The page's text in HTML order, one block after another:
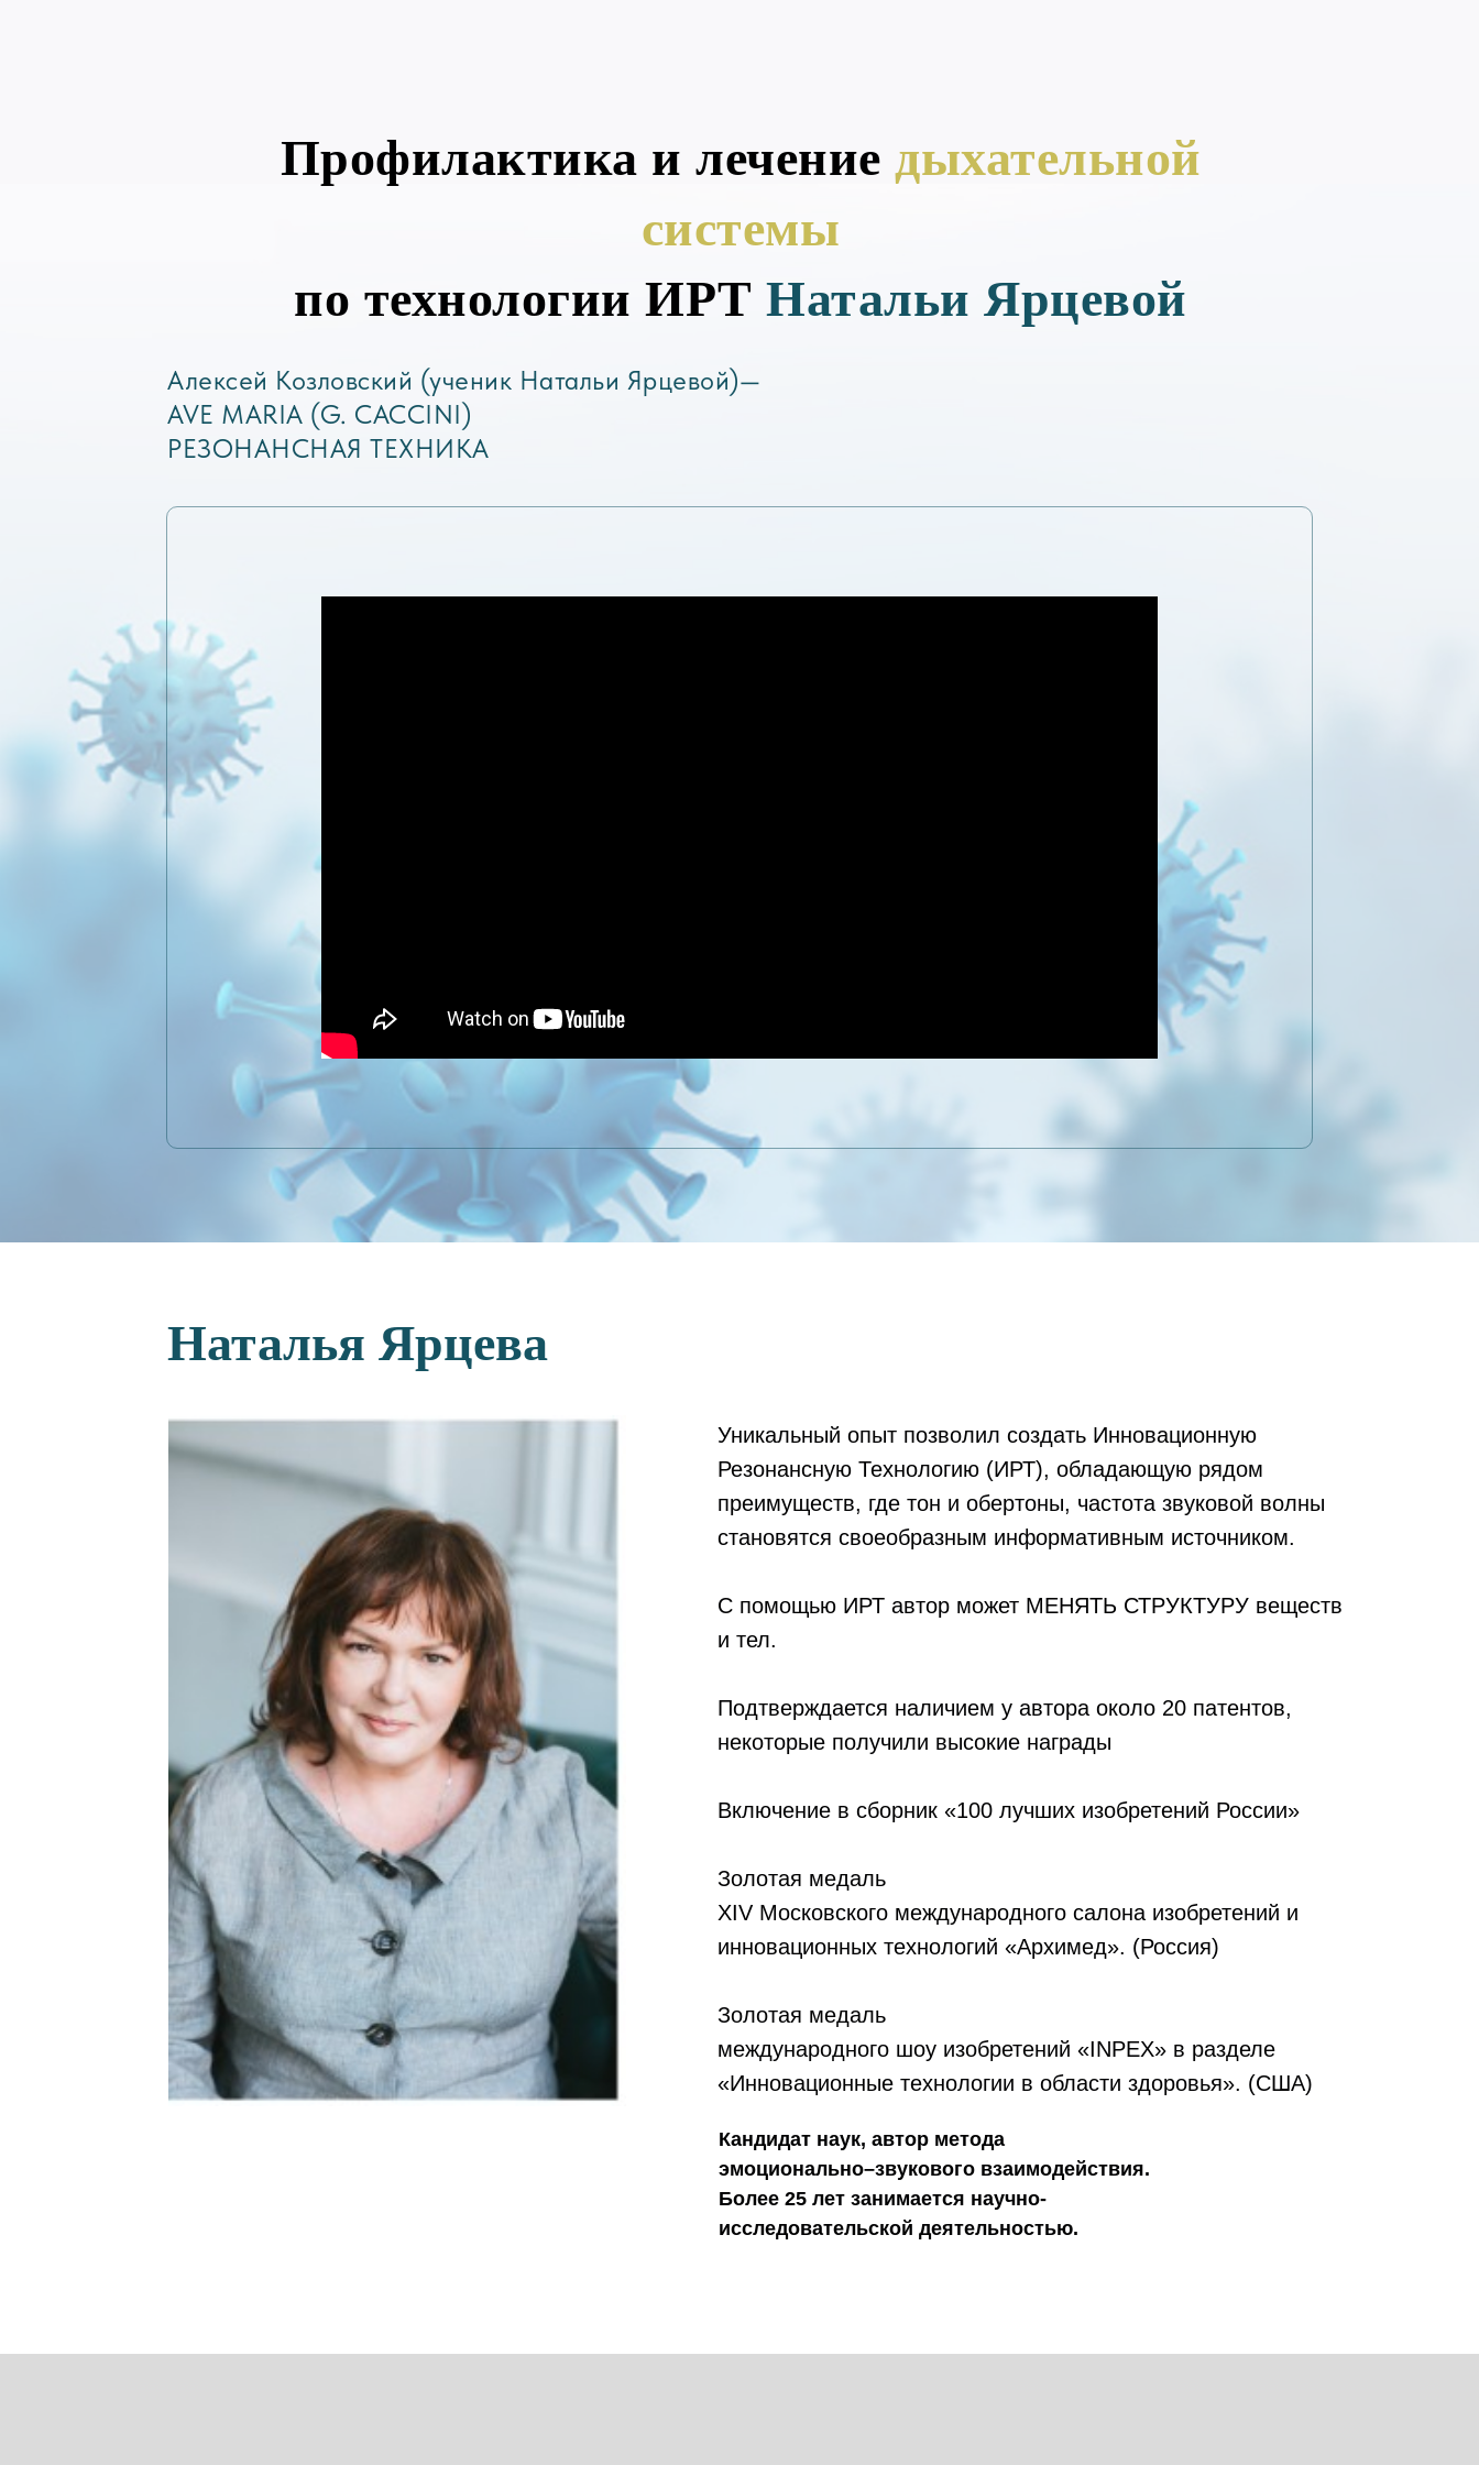
Профилактика и лечениедыхательной
системы
по технологии ИРТНатальи Ярцевой
Алексей Козловский (ученик Натальи Ярцевой)—
AVE MARIA (G. CACCINI)
РЕЗОНАНСНАЯ ТЕХНИКА
Кандидат наук, автор метода
эмоционально–звукового взаимодействия.
Более 25 лет занимается научно-
исследовательской деятельностью.
Уникальный опыт позволил создать Инновационную
Резонансную Технологию (ИРТ), обладающую рядом
преимуществ, где тон и обертоны, частота звуковой волны
становятся своеобразным информативным источником.
С помощью ИРТ автор может МЕНЯТЬ СТРУКТУРУ веществ
и тел.
Подтверждается наличием у автора около 20 патентов,
некоторые получили высокие награды
Включение в сборник «100 лучших изобретений России»
Золотая медаль
XIV Московского международного салона изобретений и
инновационных технологий «Архимед». (Россия)
Золотая медаль
международного шоу изобретений «INPEX» в разделе
«Инновационные технологии в области здоровья». (США)
Наталья Ярцева